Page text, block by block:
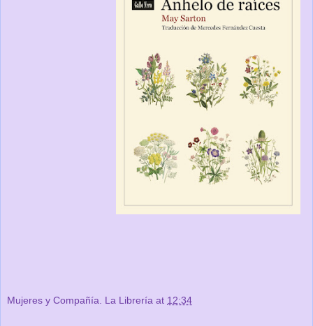
Mujeres y Compañía. La Librería at 12:34